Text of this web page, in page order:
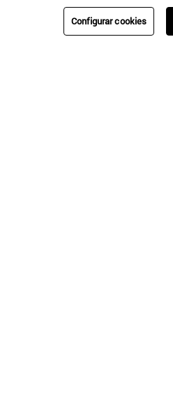
Configurar cookies